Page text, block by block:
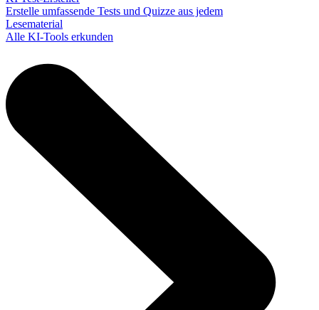
Erstelle umfassende Tests und Quizze aus jedem
Lesematerial
Alle KI-Tools erkunden